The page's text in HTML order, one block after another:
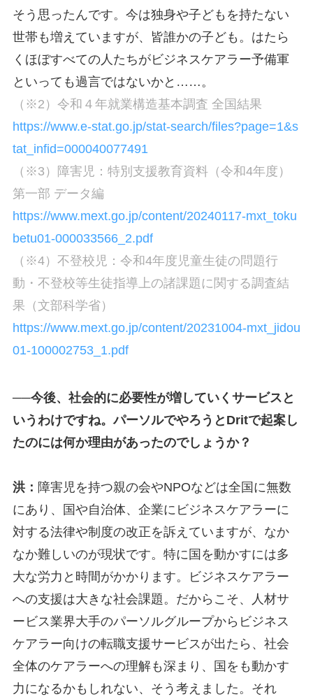
そう思ったんです。今は独身や子どもを持たない
世帯も増えていますが、皆誰かの子ども。はたら
くほぼすべての人たちがビジネスケアラー予備軍
といっても過言ではないかと……。
（※2）令和４年就業構造基本調査 全国結果
https://www.e-stat.go.jp/stat-search/files?page=1&s
tat_infid=000040077491
（※3）障害児：特別支援教育資料（令和4年度）
第一部 データ編
https://www.mext.go.jp/content/20240117-mxt_toku
betu01-000033566_2.pdf
（※4）不登校児：令和4年度児童生徒の問題行
動・不登校等生徒指導上の諸課題に関する調査結
果（文部科学省）
https://www.mext.go.jp/content/20231004-mxt_jidou
01-100002753_1.pdf
──今後、社会的に必要性が増していくサービスと
いうわけですね。パーソルでやろうとDritで起案し
たのには何か理由があったのでしょうか？
洪： 障害児を持つ親の会やNPOなどは全国に無数
にあり、国や自治体、企業にビジネスケアラーに
対する法律や制度の改正を訴えていますが、なか
なか難しいのが現状です。特に国を動かすには多
大な労力と時間がかかります。ビジネスケアラー
への支援は大きな社会課題。だからこそ、人材サ
ービス業界大手のパーソルグループからビジネス
ケアラー向けの転職支援サービスが出たら、社会
全体のケアラーへの理解も深まり、国をも動かす
力になるかもしれない、そう考えました。それ